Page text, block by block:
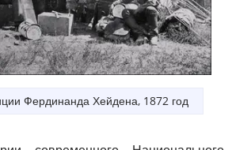
Фердинанда Хейдена, 1872 год